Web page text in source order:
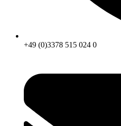
+49 (0)3378 515 024 0